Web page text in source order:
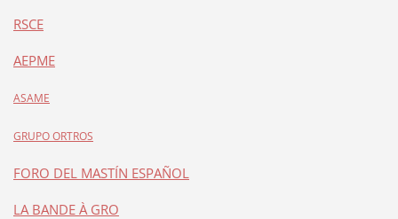
RSCE
AEPME
ASAME
GRUPO ORTROS
FORO DEL MASTÍN ESPAÑOL
LA BANDE À GRO